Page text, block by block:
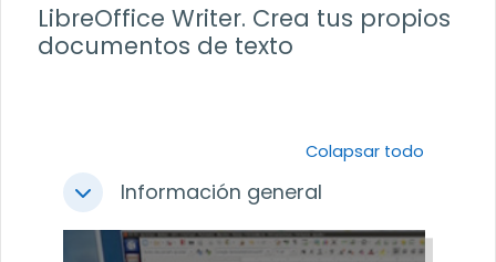
LibreOffice Writer. Crea tus propios
documentos de texto
ColapsarInformación general
Colapsar todo